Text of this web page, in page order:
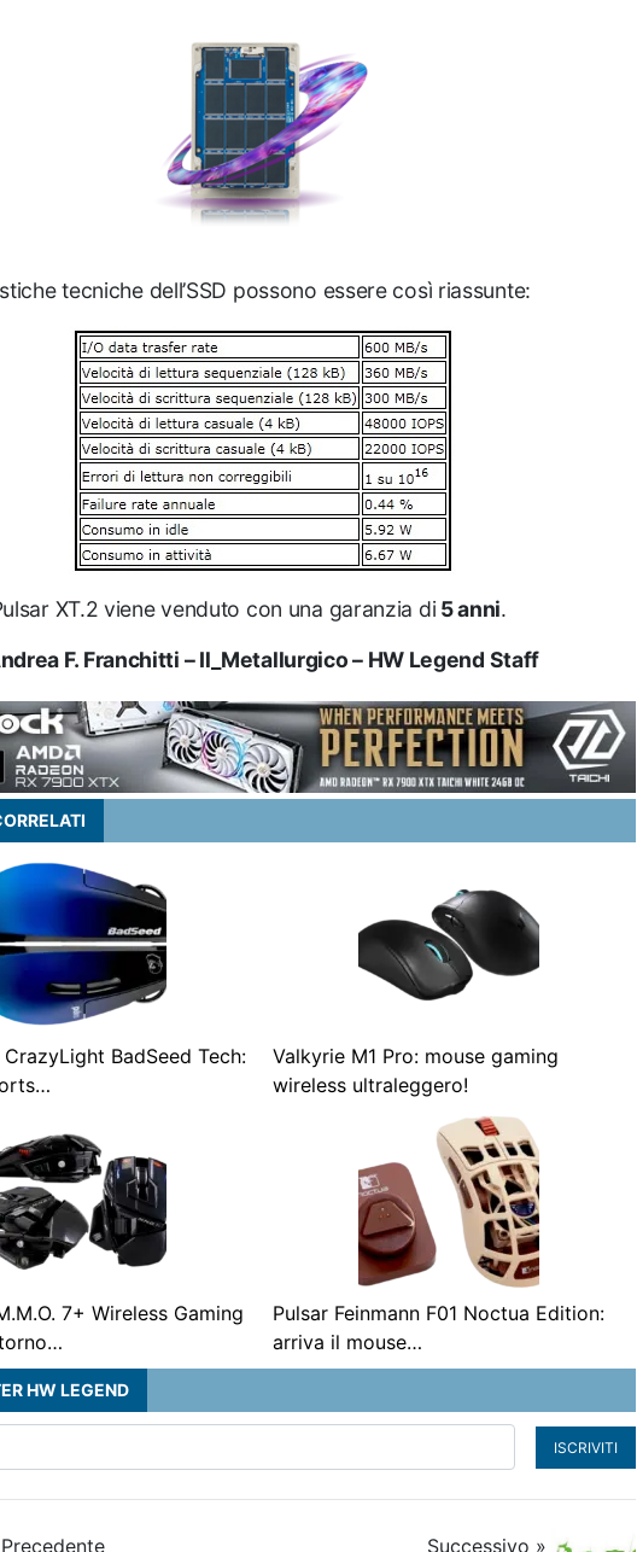
tecniche dell’SSD possono essere così riassunte:
XT.2 viene venduto con una garanzia di 5 anni.
F. Franchitti – Il_Metallurgico – HW Legend Staff
CrazyLight BadSeed Tech:
Valkyrie M1 Pro: mouse gaming
wireless ultraleggero!
7+ Wireless Gaming
Pulsar Feinmann F01 Noctua Edition:
arriva il mouse…
HW LEGEND
ISCRIVITI
Successivo »